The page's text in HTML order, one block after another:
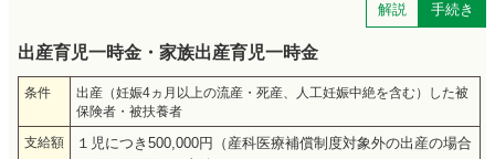
解説 手続き
出産育児一時金・家族出産育児一時金
条件
出産（妊娠4ヵ月以上の流産・死産、人工妊娠中絶を含む）した被
保険者・被扶養者
支給額
１児につき500,000円（産科医療補償制度対象外の出産の場合